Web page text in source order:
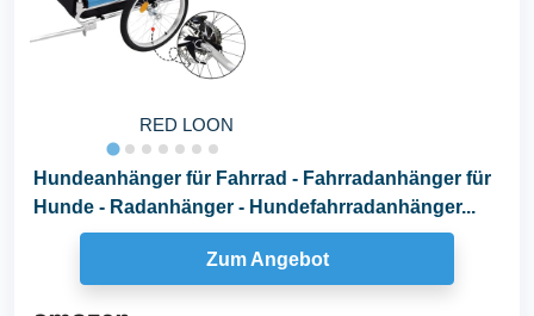
RED LOON
Hundeanhänger für Fahrrad - Fahrradanhänger für
Hunde - Radanhänger - Hundefahrradanhänger...
Zum Angebot